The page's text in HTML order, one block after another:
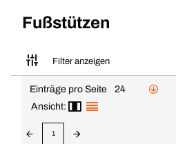
Fußstützen
Filter anzeigen
Einträge pro Seite
24
Ansicht:
1